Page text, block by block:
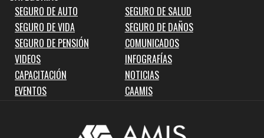
SEGURO DE AUTO
SEGURO DE SALUD
SEGURO DE VIDA
SEGURO DE DAÑOS
SEGURO DE PENSIÓN
COMUNICADOS
VIDEOS
INFOGRAFÍAS
CAPACITACIÓN
NOTICIAS
EVENTOS
CAAMIS